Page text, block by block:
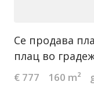
Се продава
плац во
€ 777 160 m²